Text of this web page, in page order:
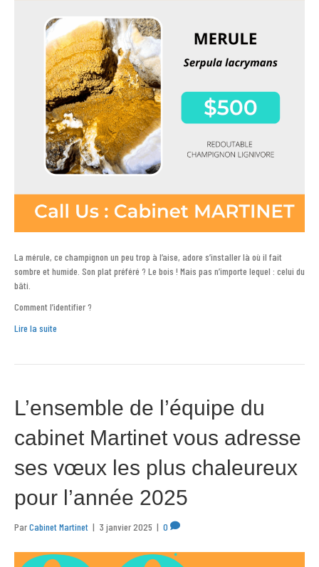
La mérule, ce champignon un peu trop à l’aise, adore s’installer là où il fait
sombre et humide. Son plat préféré ? Le bois ! Mais pas n’importe lequel : celui du
bâti.
Comment l’identifier ?
Lire la suite
L’ensemble de l’équipe du
cabinet Martinet vous adresse
ses vœux les plus chaleureux
pour l’année 2025
ParCabinet Martinet | 3 janvier 2025 | 0